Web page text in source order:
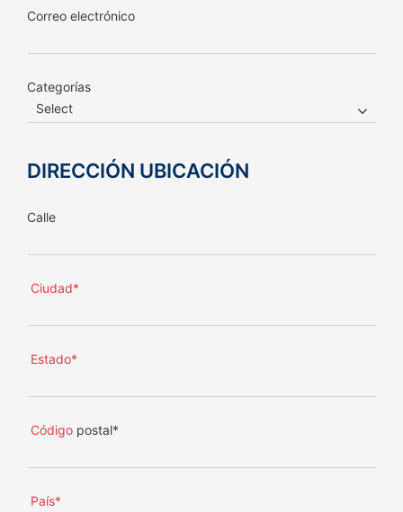
Correo electrónico
Categorías
Select
DIRECCIÓN UBICACIÓN
Calle
Ciudad*
Estado*
Código postal*
País*